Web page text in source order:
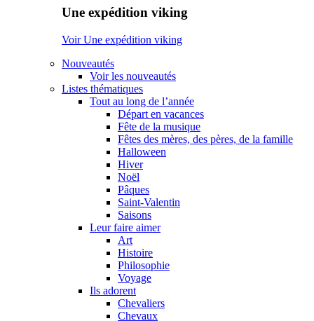
Une expédition viking
Voir Une expédition viking
Nouveautés
Voir les nouveautés
Listes thématiques
Tout au long de l’année
Départ en vacances
Fête de la musique
Fêtes des mères, des pères, de la famille
Halloween
Hiver
Noël
Pâques
Saint-Valentin
Saisons
Leur faire aimer
Art
Histoire
Philosophie
Voyage
Ils adorent
Chevaliers
Chevaux